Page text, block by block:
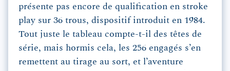
présente pas encore de qualification en stroke
play sur 36 trous, dispositif introduit en 1984.
Tout juste le tableau compte-t-il des têtes de
série, mais hormis cela, les 256 engagés s’en
remettent au tirage au sort, et l’aventure